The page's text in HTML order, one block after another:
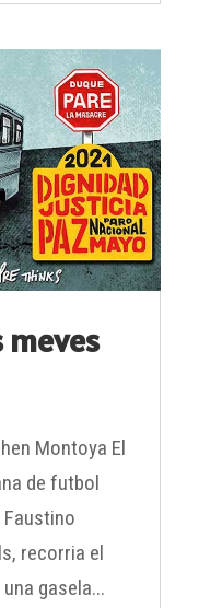
Montoya El
de futbol
recorria el
gasela...